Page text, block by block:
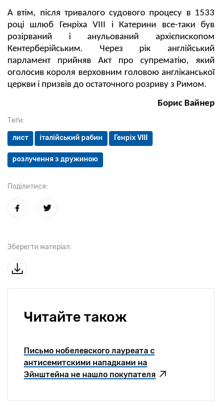
Теґи:
лист італійський рабин Генріх VIII
розлучення з дружиною
Поділитися:
Зберегти матеріал:
А втім, після тривалого судового процесу в 1533
році шлюб Генріха VIII і Катерини все-таки був
розірваний і анульований архієпископом
Кентерберійським. Через рік англійський
парламент прийняв Акт про супрематію, який
оголосив короля верховним головою англіканської
церкви і призвів до остаточного розриву з Римом.
Борис Вайнер
Читайте також
Письмо нобелевского лауреата с
антисемитскими нападками на
Эйнштейна не нашло покупателя